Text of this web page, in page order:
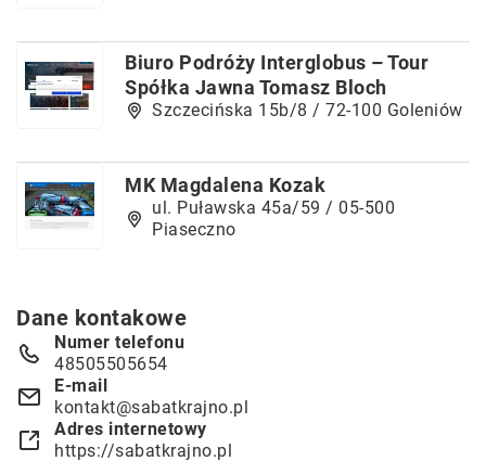
Biuro Podróży Interglobus – Tour
Spółka Jawna Tomasz Bloch
Szczecińska 15b/8 / 72-100 Goleniów
MK Magdalena Kozak
ul. Puławska 45a/59 / 05-500
Piaseczno
Dane kontakowe
Numer telefonu
48505505654
E-mail
kontakt@sabatkrajno.pl
Adres internetowy
https://sabatkrajno.pl